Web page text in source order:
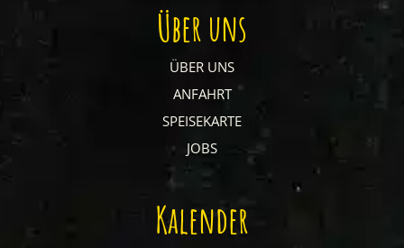
Über uns
ÜBER UNS
ANFAHRT
SPEISEKARTE
JOBS
Kalender